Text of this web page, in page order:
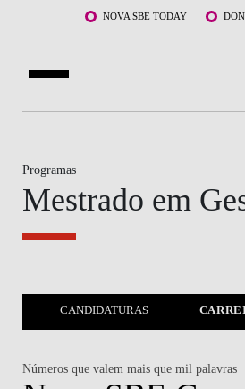
Saltar para o conteúdo principalNOVA SBE TODAY
CURSOS
DOCENTES E INVESTIGAÇÃO
COMUNIDADE
Programas
Mestrado em
CANDIDATURAS
Números que valem mais que mil palavras